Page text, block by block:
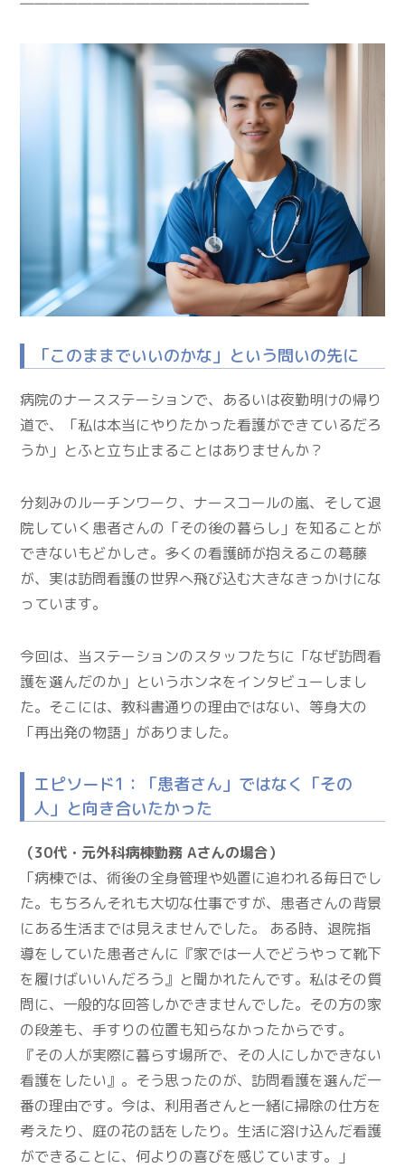
「このままでいいのかな」という問いの先に
病院のナースステーションで、あるいは夜勤明けの帰り
道で、「私は本当にやりたかった看護ができているだろ
うか」とふと立ち止まることはありませんか？
分刻みのルーチンワーク、ナースコールの嵐、そして退
院していく患者さんの「その後の暮らし」を知ることが
できないもどかしさ。多くの看護師が抱えるこの葛藤
が、実は訪問看護の世界へ飛び込む大きなきっかけにな
っています。
今回は、当ステーションのスタッフたちに「なぜ訪問看
護を選んだのか」というホンネをインタビューしまし
た。そこには、教科書通りの理由ではない、等身大の
「再出発の物語」がありました。
エピソード1：「患者さん」ではなく「その
人」と向き合いたかった
（30代・元外科病棟勤務 Aさんの場合）
「病棟では、術後の全身管理や処置に追われる毎日でし
た。もちろんそれも大切な仕事ですが、患者さんの背景
にある生活までは見えませんでした。 ある時、退院指
導をしていた患者さんに『家では一人でどうやって靴下
を履けばいいんだろう』と聞かれたんです。私はその質
問に、一般的な回答しかできませんでした。その方の家
の段差も、手すりの位置も知らなかったからです。
『その人が実際に暮らす場所で、その人にしかできない
看護をしたい』。そう思ったのが、訪問看護を選んだ一
番の理由です。今は、利用者さんと一緒に掃除の仕方を
考えたり、庭の花の話をしたり。生活に溶け込んだ看護
ができることに、何よりの喜びを感じています。」